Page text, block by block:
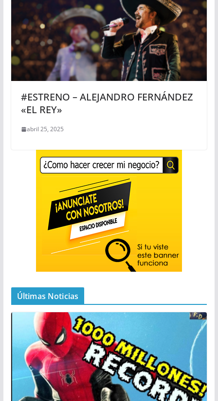
#ESTRENO – ALEJANDRO FERNÁNDEZ
«EL REY»
abril 25, 2025
Últimas Noticias